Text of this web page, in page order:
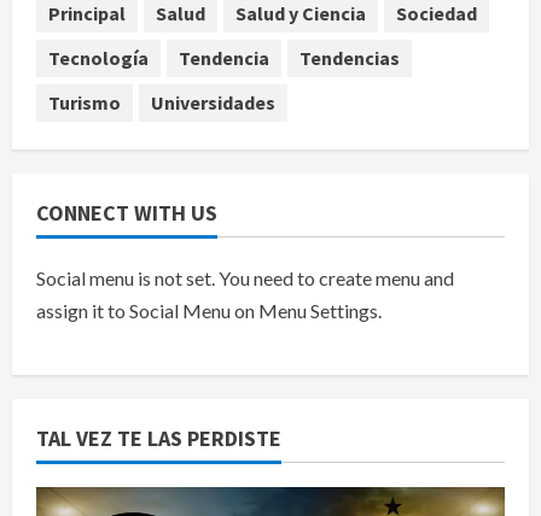
agosto 7, 2026
Principal
Salud Salud y Ciencia
Sociedad
Tecnología
Tendencia
Tendencias
Turismo
Universidades
CONNECT WITH US
Social menu is not set. You need to create menu and
assign it to Social Menu on Menu Settings.
TAL VEZ TE LAS PERDISTE